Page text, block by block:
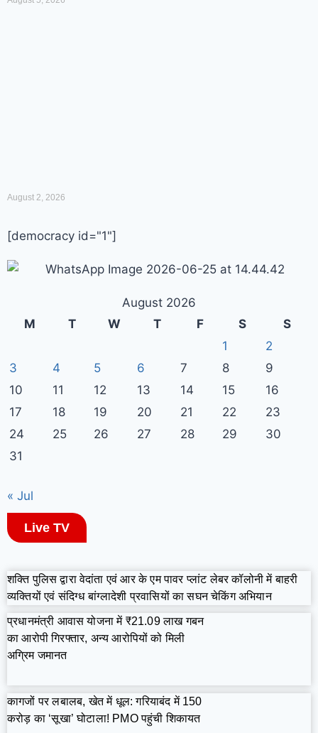
August 2, 2026
[democracy id="1"]
August 2026
M
T W T F S
S
1
2
3
4 5 6 7 8
9
10
11 12 13 14 15
16
17
18 19 20 21 22
23
24
25 26 27 28 29
30
31
« Jul
Live TV
शक्ति पुलिस द्वारा वेदांता एवं आर के एम पावर प्लांट लेबर कॉलोनी में बाहरी
व्यक्तियों एवं संदिग्ध बांग्लादेशी प्रवासियों का सघन चेकिंग अभियान
प्रधानमंत्री आवास योजना में ₹21.09 लाख गबन
का आरोपी गिरफ्तार, अन्य आरोपियों को मिली
अग्रिम जमानत
कागजों पर लबालब, खेत में धूल: गरियाबंद में 150
करोड़ का ‘सूखा’ घोटाला! PMO पहुंची शिकायत